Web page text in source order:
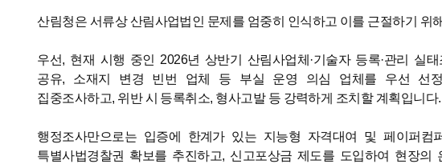
산림청은 서류상 산림사업법인 문제를 엄중히 인식하고 이를 근절하기 위
우선, 현재 시행 중인 2026년 상반기 산림사업체 ·기술자 등록·관리 실
공유, 소재지 변경 빈번 업체 등 부실 운영 의심 업체를 우선 선
집중조사하고, 위반 시 등록취소, 형사고발 등 강력하게 조치할 계획입니다.
행정조사만으로는 입증에 한계가 있는 지능형 자격대여 및 페이퍼컴
특별사법경찰권 확보를 추진하고, 신고포상금 제도를 도입하여 현장